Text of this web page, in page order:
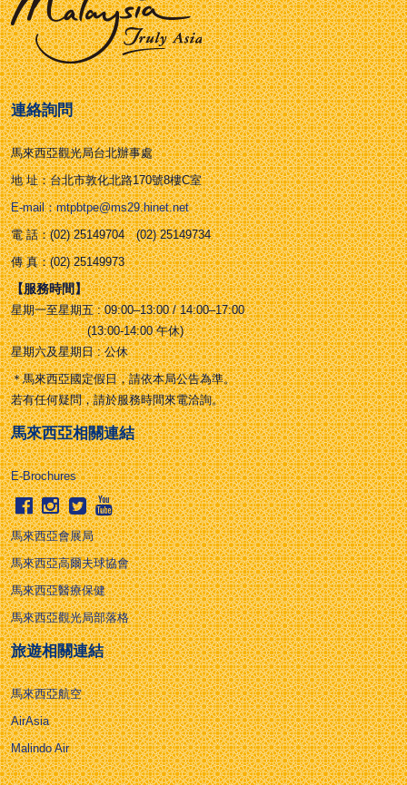
連絡詢問
馬來西亞觀光局台北辦事處
地 址：台北市敦化北路170號8樓C室
E-mail：mtpbtpe@ms29.hinet.net
電 話：(02) 25149704 (02) 25149734
傳 真：(02) 25149973
【服務時間】
星期一至星期五 : 09:00–13:00 / 14:00–17:00
(13:00-14:00 午休)
星期六及星期日 : 公休
＊馬來西亞國定假日，請依本局公告為準。
若有任何疑問，請於服務時間來電洽詢。
馬來西亞相關連結
E-Brochures
馬來西亞會展局
馬來西亞高爾夫球協會
馬來西亞醫療保健
馬來西亞觀光局部落格
旅遊相關連結
馬來西亞航空
AirAsia
Malindo Air